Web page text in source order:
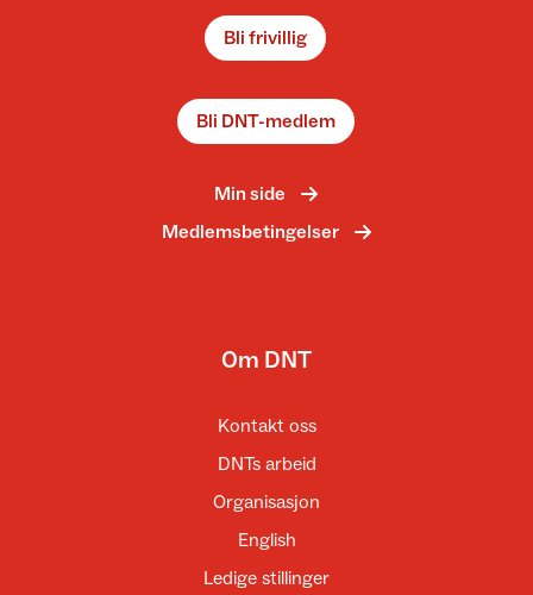
Bli frivillig
Bli DNT-medlem
Min side
Medlemsbetingelser
Om DNT
Kontakt oss
DNTs arbeid
Organisasjon
English
Ledige stillinger